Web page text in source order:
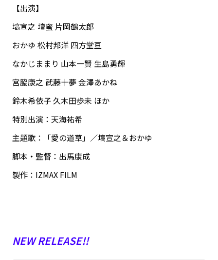
【出演】
塙宣之 壇蜜 片岡鶴太郎
おかゆ 松村邦洋 四方堂亘
なかじままり 山本一賢 生島勇輝
宮脇康之 武藤十夢 金澤あかね
鈴木希依子 久木田歩未 ほか
特別出演：天海祐希
主題歌：「愛の道草」／塙宣之＆おかゆ
脚本・監督：出馬康成
製作：IZMAX FILM
NEW RELEASE!!